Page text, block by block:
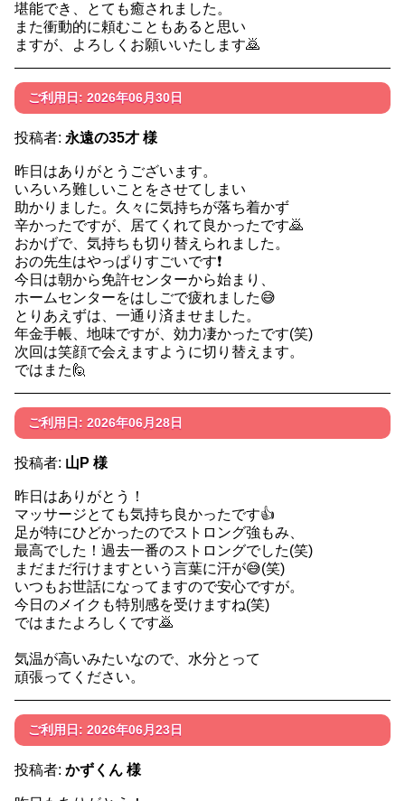
堪能でき、とても癒されました。
また衝動的に頼むこともあると思い
ますが、よろしくお願いいたします🙇
ご利用日: 2026年06月30日
投稿者: 永遠の35才 様
昨日はありがとうございます。
いろいろ難しいことをさせてしまい
助かりました。久々に気持ちが落ち着かず
辛かったですが、居てくれて良かったです🙇
おかげで、気持ちも切り替えられました。
おの先生はやっぱりすごいです❗
今日は朝から免許センターから始まり、
ホームセンターをはしごで疲れました😅
とりあえずは、一通り済ませました。
年金手帳、地味ですが、効力凄かったです(笑)
次回は笑顔で会えますように切り替えます。
ではまた🙋
ご利用日: 2026年06月28日
投稿者: 山P 様
昨日はありがとう！
マッサージとても気持ち良かったです👍️
足が特にひどかったのでストロング強もみ、
最高でした！過去一番のストロングでした(笑)
まだまだ行けますという言葉に汗が😅(笑)
いつもお世話になってますので安心ですが。
今日のメイクも特別感を受けますね(笑)
ではまたよろしくです🙇
気温が高いみたいなので、水分とって
頑張ってください。
ご利用日: 2026年06月23日
投稿者: かずくん 様